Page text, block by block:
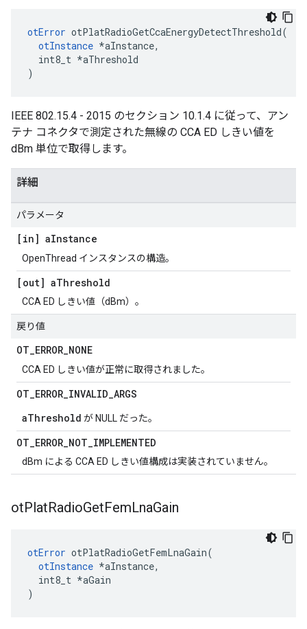
otError otPlatRadioGetCcaEnergyDetectThreshold(
otInstance *aInstance,
int8_t *aThreshold
)
IEEE 802.15.4 - 2015 のセクション 10.1.4 に従って、アン
テナ コネクタで測定された無線の CCA ED しきい値を
dBm 単位で取得します。
詳細
パラメータ
[in] aInstance
OpenThread インスタンスの構造。
[out] aThreshold
CCA ED しきい値（dBm）。
戻り値
OT_ERROR_NONE
CCA ED しきい値が正常に取得されました。
OT_ERROR_INVALID_ARGS
aThreshold が NULL だった。
OT_ERROR_NOT_IMPLEMENTED
dBm による CCA ED しきい値構成は実装されていません。
otPlatRadioGetFemLnaGain
otError otPlatRadioGetFemLnaGain(
otInstance *aInstance,
int8_t *aGain
)